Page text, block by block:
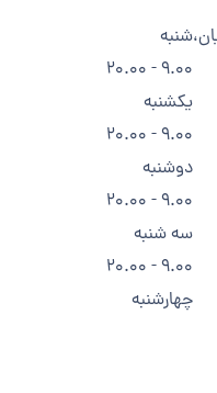
شنبه
9.00 - 20.00
یکشنبه
9.00 - 20.00
دوشنبه
9.00 - 20.00
سه شنبه
9.00 - 20.00
چهارشنبه